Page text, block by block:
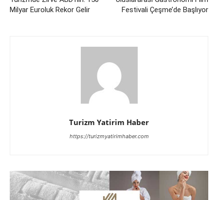
Milyar Euroluk Rekor Gelir
Festivali Çeşme’de Başlıyor
Turizm Yatirim Haber
https://turizmyatirimhaber.com